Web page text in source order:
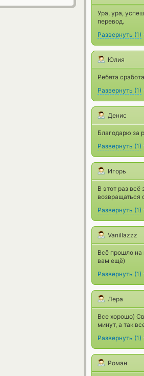
Ура, ура,
перевод.
Развернуть (1)
Юлия
Ребята
Развернуть (1)
Денис
Благодарю за
Развернуть (1)
Игорь
В этот раз
возвращаться
Развернуть (1)
Vanillazzz
Всё прошло на
вам ещё)
Развернуть (1)
Лера
Все хорошо)
минут, а так
Развернуть (1)
Роман